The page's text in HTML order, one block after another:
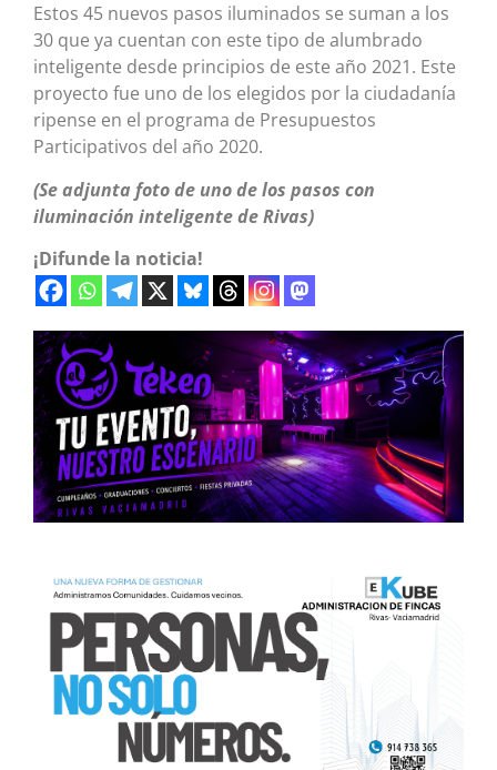
Estos 45 nuevos pasos iluminados se suman a los
30 que ya cuentan con este tipo de alumbrado
inteligente desde principios de este año 2021. Este
proyecto fue uno de los elegidos por la ciudadanía
ripense en el programa de Presupuestos
Participativos del año 2020.
(Se adjunta foto de uno de los pasos con
iluminación inteligente de Rivas)
¡Difunde la noticia!